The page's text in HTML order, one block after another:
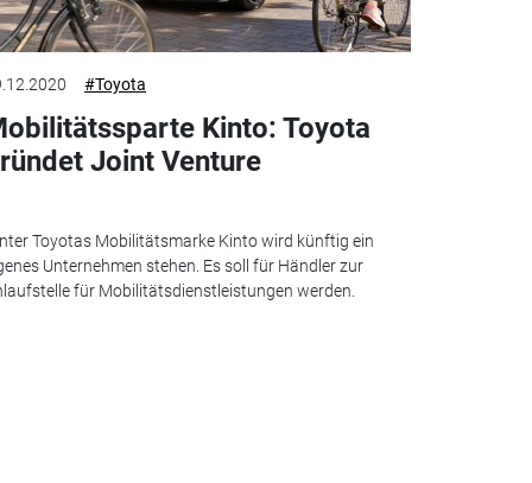
#Toyota
Kinto: Toyota
Joint Venture
Toyotas Mobilitätsmarke Kinto wird künftig ein
Unternehmen stehen. Es soll für Händler zur
für Mobilitätsdienstleistungen werden.